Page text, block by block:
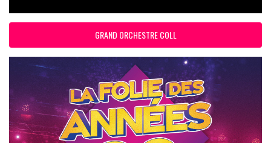
GRAND ORCHESTRE COLL